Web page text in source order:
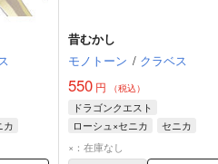
カ
昔むかし
モノトーン / クラベス
550円 （税込）
ドラゴンクエスト
ローシュ×セニカ
セニカ
ローシュ
×：在庫なし